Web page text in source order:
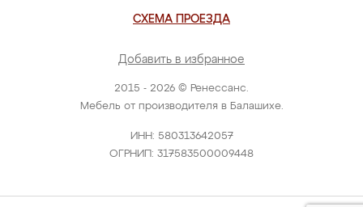
2015 - 2026 © Ренессанс.
Мебель от производителя в Балашихе.
ИНН: 580313642057
ОГРНИП: 317583500009448
СХЕМА ПРОЕЗДА
Добавить в избранное